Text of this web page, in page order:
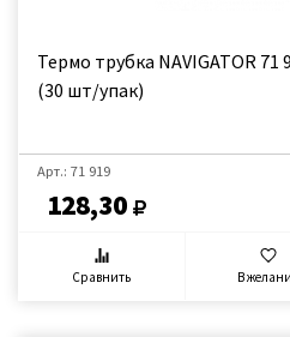
Термо трубка NAVIGATOR
(30 шт/упак)
Арт.: 71 919
128,30
Сравнить В